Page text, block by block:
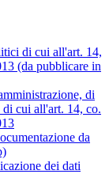
di cui all'art. 14,
(da pubblicare in
di
cui all'art. 14, co.
da
dei dati